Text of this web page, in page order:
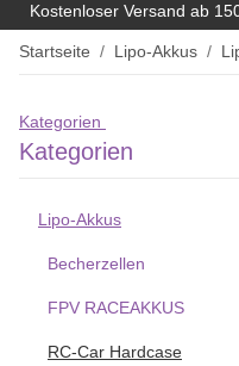
Kostenloser Versand ab
Startseite Lipo-Akkus
Kategorien
Kategorien
Lipo-Akkus
Becherzellen
FPV RACEAKKUS
RC-Car Hardcase